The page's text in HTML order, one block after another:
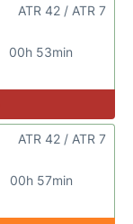
00h 53min
ATR 42 / ATR 7
00h 57min
ATR 42 / ATR 7